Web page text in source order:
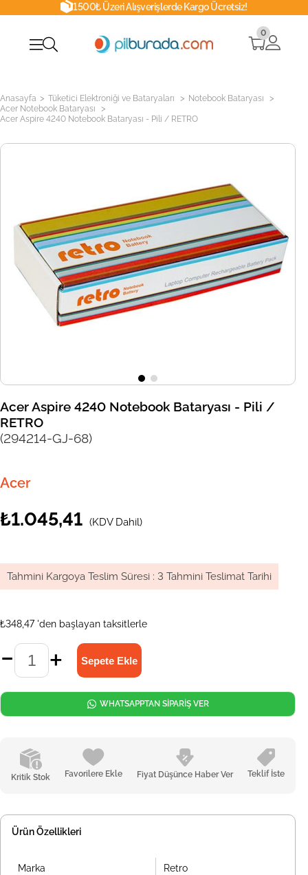
1500₺ Üzeri Alışverişlerde Kargo Ücretsiz!
0
Anasayfa > Tüketici Elektroniği ve Bataryaları > Notebook Bataryası >
Acer Notebook Bataryası >
Acer Aspire 4240 Notebook Bataryası - Pili / RETRO
Acer Aspire 4240 Notebook Bataryası - Pili /
RETRO
(294214-GJ-68)
Acer
₺1.045,41 (KDV Dahil)
Tahmini Kargoya Teslim Süresi : 3 Tahmini Teslimat Tarihi
₺348,47 'den başlayan taksitlerle
Kritik Stok Favorilere Ekle Fiyat Düşünce Haber Ver Teklif İste
WHATSAPPTAN SİPARİŞ VER
Ürün Özellikleri
Marka Retro